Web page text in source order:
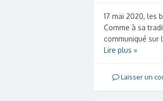
17 mai 2020, les
Comme à sa
communiqué sur
Lire plus »
Laisser un